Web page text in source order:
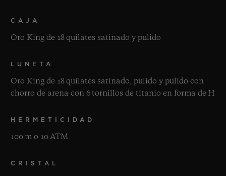
CAJA
Oro King de 18 quilates satinado y pulido
LUNETA
Oro King de 18 quilates satinado, pulido y pulido con
chorro de arena con 6 tornillos de titanio en forma de H
HERMETICIDAD
100 m o 10 ATM
CRISTAL